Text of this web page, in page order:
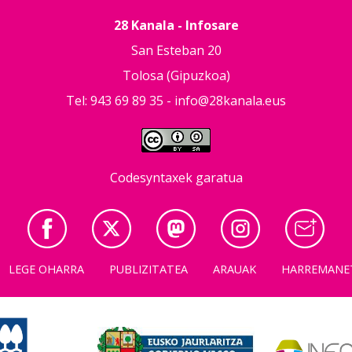
28 Kanala - Infosare
San Esteban 20
Tolosa (Gipuzkoa)
Tel: 943 69 89 35 - info@28kanala.eus
Codesyntaxek garatua
LEGE OHARRA PUBLIZITATEA ARAUAK